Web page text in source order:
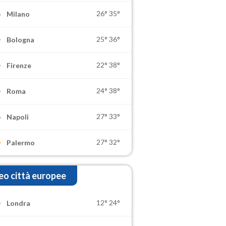
Milano 26° 35°
Bologna 25° 36°
Firenze 22° 38°
Roma 24° 38°
Napoli 27° 33°
Palermo 27° 32°
città europee
Londra 12° 24°